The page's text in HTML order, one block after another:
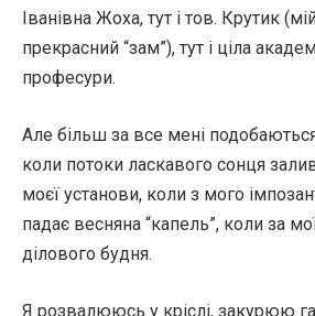
Іванівна Жоха, тут і тов. Крутик
прекрасний “зам”), тут і ціла
професури.
Але більш за все мені подобаються
коли потоки ласкавого сонця
моєї установи, коли з мого
падає весняна “капель”, коли за
ділового будня.
Я розвалююсь у кріслі, закурюю